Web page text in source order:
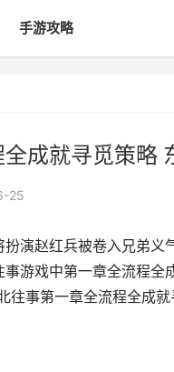
手游攻略
成就寻觅策略
25
演赵红兵被卷入兄弟
游戏中第一章全流程
往事第一章全流程全成